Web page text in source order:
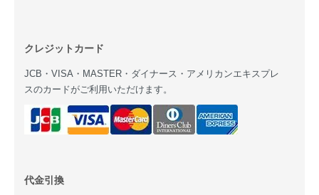
クレジットカード
JCB・VISA・MASTER・ダイナース・アメリカンエキスプレ
スのカードがご利用いただけます。
代金引換